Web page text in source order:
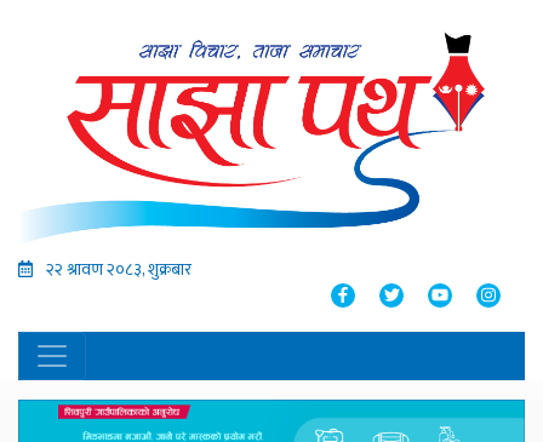
२२ श्रावण २०८३, शुक्रबार